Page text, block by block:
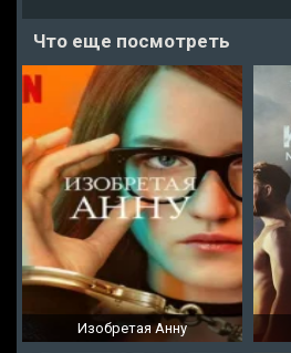
Что еще посмотреть
Изобретая Анну